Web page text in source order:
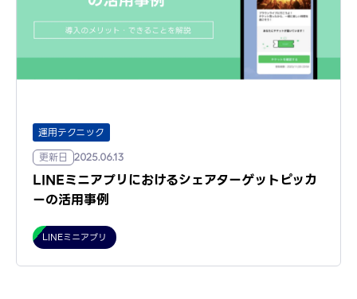
運用テクニック
更新日
2025.06.13
LINEミニアプリにおけるシェアターゲットピッカ
ーの活用事例
LINEミニアプリ